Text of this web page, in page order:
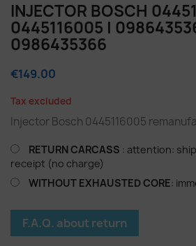
INJECTOR BOSCH
0445116005 |
0986435366
€149.00
Tax excluded
Injector Bosch 0445116005
RETURN CARCASS : attention:
receipt (no charge)
WITHOUT EXHAUSTED CORE:
F.A.Q. about return